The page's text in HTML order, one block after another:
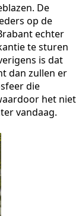
De
op de
echter
te sturen
is dat
dan zullen er
die
het niet
vandaag.